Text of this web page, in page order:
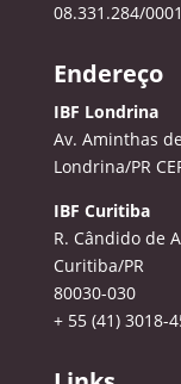
08.331.284/
Endereço
IBF Londrina
Av. Aminthas
Londrina/PR
IBF Curitiba
R. Cândido de
Curitiba/PR
80030-030
+ 55 (41) 3018-